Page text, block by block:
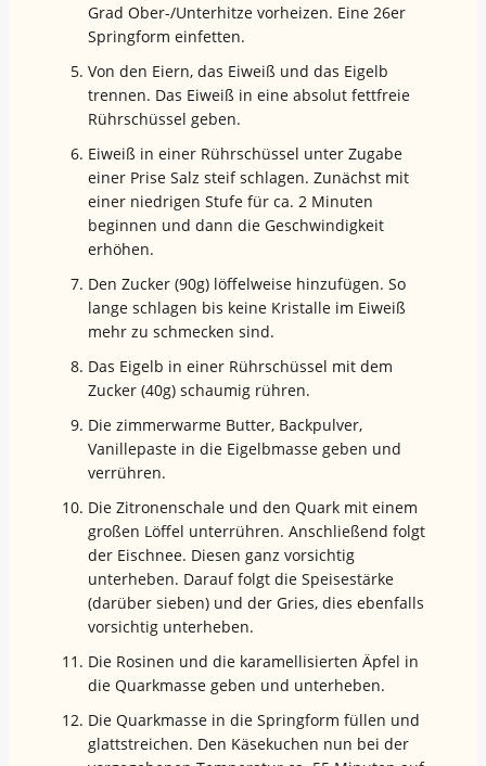
Grad Ober-/Unterhitze vorheizen. Eine 26er
Springform einfetten.
Von den Eiern, das Eiweiß und das Eigelb
trennen. Das Eiweiß in eine absolut fettfreie
Rührschüssel geben.
Eiweiß in einer Rührschüssel unter Zugabe
einer Prise Salz steif schlagen. Zunächst mit
einer niedrigen Stufe für ca. 2 Minuten
beginnen und dann die Geschwindigkeit
erhöhen.
Den Zucker (90g) löffelweise hinzufügen. So
lange schlagen bis keine Kristalle im Eiweiß
mehr zu schmecken sind.
Das Eigelb in einer Rührschüssel mit dem
Zucker (40g) schaumig rühren.
Die zimmerwarme Butter, Backpulver,
Vanillepaste in die Eigelbmasse geben und
verrühren.
Die Zitronenschale und den Quark mit einem
großen Löffel unterrühren. Anschließend folgt
der Eischnee. Diesen ganz vorsichtig
unterheben. Darauf folgt die Speisestärke
(darüber sieben) und der Gries, dies ebenfalls
vorsichtig unterheben.
Die Rosinen und die karamellisierten Äpfel in
die Quarkmasse geben und unterheben.
Die Quarkmasse in die Springform füllen und
glattstreichen. Den Käsekuchen nun bei der